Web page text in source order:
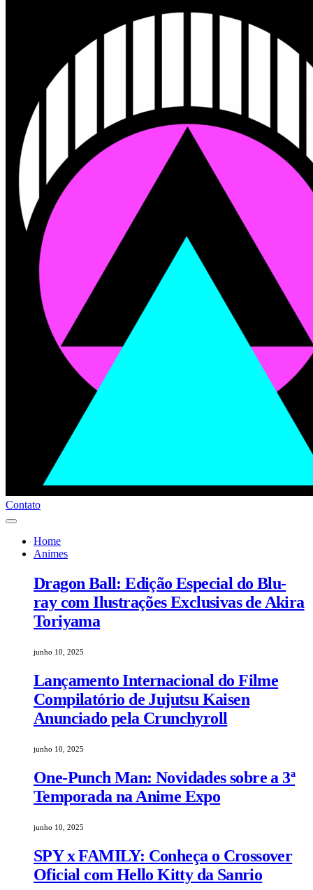
Contato
Home
Animes
Dragon Ball: Edição Especial do Blu-
ray com Ilustrações Exclusivas de Akira
Toriyama
junho 10, 2025
Lançamento Internacional do Filme
Compilatório de Jujutsu Kaisen
Anunciado pela Crunchyroll
junho 10, 2025
One-Punch Man: Novidades sobre a 3ª
Temporada na Anime Expo
junho 10, 2025
SPY x FAMILY: Conheça o Crossover
Oficial com Hello Kitty da Sanrio